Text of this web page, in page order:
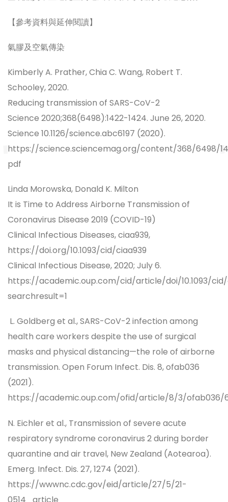
【參考資料與延伸閱讀】
氣膠及空氣傳染
Kimberly A. Prather, Chia C. Wang, Robert T.
Schooley, 2020.
Reducing transmission of SARS-CoV-2
Science 2020;368(6498):1422-1424. June 26, 2020.
Science 10.1126/science.abc6197 (2020).
https://science.sciencemag.org/content/368/6498/
pdf
Linda Morowska, Donald K. Milton
It is Time to Address Airborne Transmission of
Coronavirus Disease 2019 (COVID-19)
Clinical Infectious Diseases, ciaa939,
https://doi.org/10.1093/cid/ciaa939
Clinical Infectious Disease, 2020; July 6.
https://academic.oup.com/cid/article/doi/10.1093/
searchresult=1
L. Goldberg et al., SARS-CoV-2 infection among
health care workers despite the use of surgical
masks and physical distancing—the role of airborne
transmission. Open Forum Infect. Dis. 8, ofab036
(2021).
https://academic.oup.com/ofid/article/8/3/ofab036/
N. Eichler et al., Transmission of severe acute
respiratory syndrome coronavirus 2 during border
quarantine and air travel, New Zealand (Aotearoa).
Emerg. Infect. Dis. 27, 1274 (2021).
https://wwwnc.cdc.gov/eid/article/27/5/21-
0514_article